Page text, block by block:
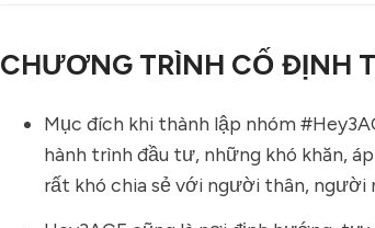
CHƯƠNG TRÌNH CỐ ĐỊNH
Mục đích khi thành lập nhóm
hành trình đầu tư, những khó khăn,
rất khó chia sẻ với người thân, người